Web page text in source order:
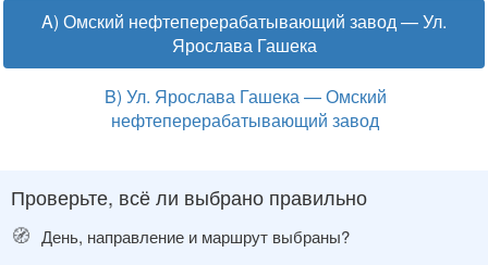
A) Омский нефтеперерабатывающий завод — Ул.
Ярослава Гашека
B) Ул. Ярослава Гашека — Омский
нефтеперерабатывающий завод
Проверьте, всё ли выбрано правильно
🧭 День, направление и маршрут выбраны?